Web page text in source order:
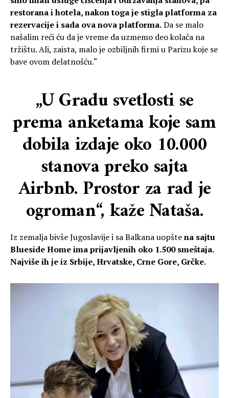
restorana i hotela, nakon toga je stigla platforma za
rezervacije i sada ova nova platforma.Da se malo
našalim reći ću da je vreme da uzmemo deo kolača na
tržištu. Ali, zaista, malo je ozbiljnih firmi u Parizu koje se
bave ovom delatnošću.“
„U Gradu svetlosti se
prema anketama koje sam
dobila izdaje oko 10.000
stanova preko sajta
Airbnb. Prostor za rad je
ogroman“, kaže Nataša.
Iz zemalja bivše Jugoslavije i sa Balkana uopštena sajtu
Blueside Home ima prijavljenih oko 1.500 smeštaja.
Najviše ih je iz Srbije, Hrvatske, Crne Gore, Grčke.